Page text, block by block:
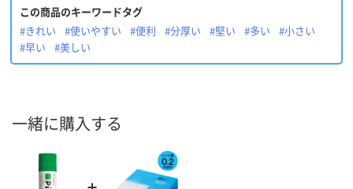
この商品のキーワードタグ
#きれい
#使いやすい #便利 #分厚い #堅い #多い
#小さい
#早い
#美しい
一緒に購入する